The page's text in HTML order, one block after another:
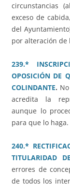
circunstancias
exceso de
del
por alteración de
239.*
OPOSICIÓN DE
COLINDANTE.
acredita la
aunque lo
para que lo haga.
240.*
TITULARIDAD
errores de
de todos los